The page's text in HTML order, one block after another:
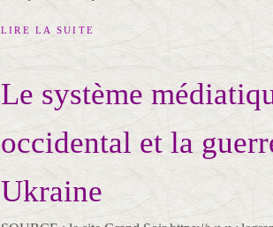
LIRE LA SUITE
Le système
occidental et la
Ukraine